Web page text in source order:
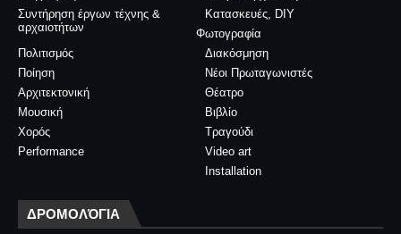
Συντήρηση έργων τέχνης &
αρχαιοτήτων
Κατασκευές, DIY
Φωτογραφία
Διακόσμηση
Πολιτισμός
Νέοι Πρωταγωνιστές
Ποίηση
Θέατρο
Αρχιτεκτονική
Βιβλίο
Μουσική
Τραγούδι
Χορός
Video art
Performance
Installation
ΔΡΟΜΟΛΌΓΙΑ